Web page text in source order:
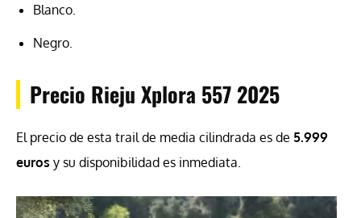
Blanco.
Negro.
Precio Rieju Xplora 557 2025
El precio de esta trail de media cilindrada es de 5.999
euros y su disponibilidad es inmediata.